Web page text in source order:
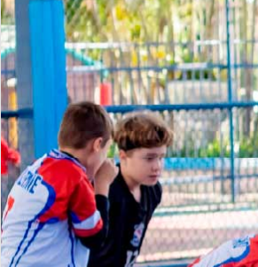
Lista de vídeos
NOSSOCANAL